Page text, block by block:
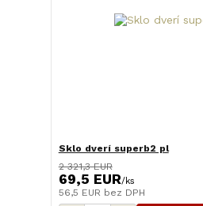
Sklo dverí superb2 pl
2 321,3 EUR
69,5 EUR/ks
56,5 EUR bez DPH